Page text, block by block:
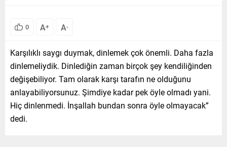
0 A+ A-
Karşılıklı saygı duymak, dinlemek çok önemli. Daha fazla
dinlemeliydik. Dinlediğin zaman birçok şey kendiliğinden
değişebiliyor. Tam olarak karşı tarafın ne olduğunu
anlayabiliyorsunuz. Şimdiye kadar pek öyle olmadı yani.
Hiç dinlenmedi. İnşallah bundan sonra öyle olmayacak”
dedi.